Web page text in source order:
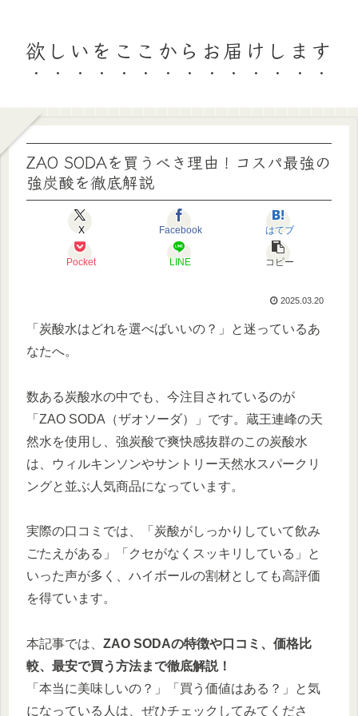
欲しいをここからお届けします
ZAO SODAを買うべき理由！コスパ最強の
強炭酸を徹底解説
X Facebook はてブ
Pocket LINE コピー
2025.03.20
「炭酸水はどれを選べばいいの？」と迷っているあ
なたへ。
数ある炭酸水の中でも、今注目されているのが
「ZAO SODA（ザオソーダ）」です。蔵王連峰の天
然水を使用し、強炭酸で爽快感抜群のこの炭酸水
は、ウィルキンソンやサントリー天然水スパークリ
ングと並ぶ人気商品になっています。
実際の口コミでは、「炭酸がしっかりしていて飲み
ごたえがある」「クセがなくスッキリしている」と
いった声が多く、ハイボールの割材としても高評価
を得ています。
本記事では、 ZAO SODAの特徴や口コミ、価格比
較、最安で買う方法まで徹底解説！
「本当に美味しいの？」「買う価値はある？」と気
になっている人は、ぜひチェックしてみてくださ